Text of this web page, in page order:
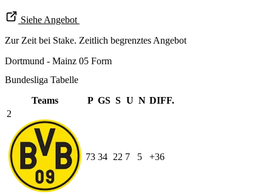
Siehe Angebot
Zur Zeit bei Stake. Zeitlich begrenztes Angebot
Dortmund - Mainz 05 Form
Bundesliga Tabelle
Teams P GS S U N DIFF.
2
73 34 22 7 5 +36